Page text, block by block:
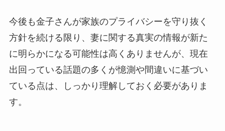
今後も金子さんが家族のプライバシーを守り抜く
方針を続ける限り、妻に関する真実の情報が新た
に明らかになる可能性は高くありませんが、現在
出回っている話題の多くが憶測や間違いに基づい
ている点は、しっかり理解しておく必要がありま
す。